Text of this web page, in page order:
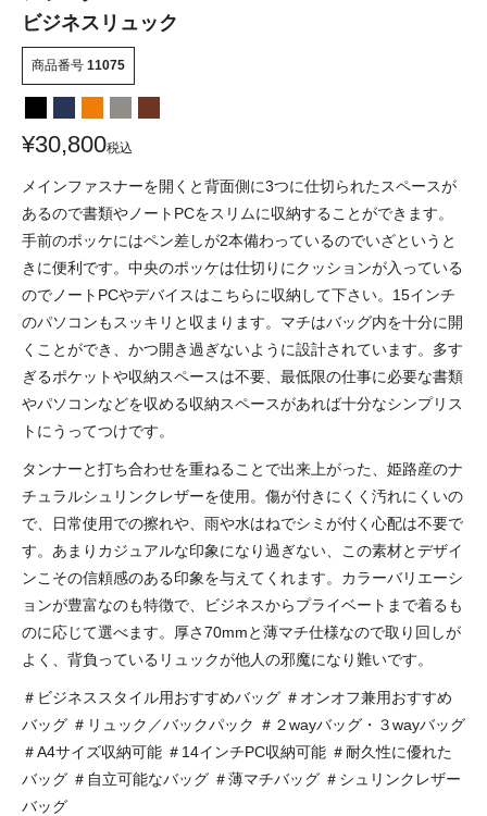
ビジネスリュック
商品番号 11075
¥30,800税込
メインファスナーを開くと背面側に3つに仕切られたスペースが
あるので書類やノートPCをスリムに収納することができます。
手前のポッケにはペン差しが2本備わっているのでいざというと
きに便利です。中央のポッケは仕切りにクッションが入っている
のでノートPCやデバイスはこちらに収納して下さい。15インチ
のパソコンもスッキリと収まります。マチはバッグ内を十分に開
くことができ、かつ開き過ぎないように設計されています。多す
ぎるポケットや収納スペースは不要、最低限の仕事に必要な書類
やパソコンなどを収める収納スペースがあれば十分なシンプリス
トにうってつけです。
タンナーと打ち合わせを重ねることで出来上がった、姫路産のナ
チュラルシュリンクレザーを使用。傷が付きにくく汚れにくいの
で、日常使用での擦れや、雨や水はねでシミが付く心配は不要で
す。あまりカジュアルな印象になり過ぎない、この素材とデザイ
ンこその信頼感のある印象を与えてくれます。カラーバリエーシ
ョンが豊富なのも特徴で、ビジネスからプライベートまで着るも
のに応じて選べます。厚さ70mmと薄マチ仕様なので取り回しが
よく、背負っているリュックが他人の邪魔になり難いです。
＃ビジネススタイル用おすすめバッグ ＃オンオフ兼用おすすめ
バッグ ＃リュック／バックパック ＃２wayバッグ・３wayバッグ
＃A4サイズ収納可能 ＃14インチPC収納可能 ＃耐久性に優れた
バッグ ＃自立可能なバッグ ＃薄マチバッグ ＃シュリンクレザー
バッグ